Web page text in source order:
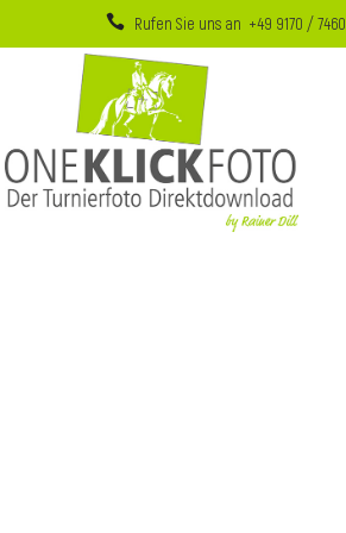
Rufen Sie uns an +49 9170 / 7460